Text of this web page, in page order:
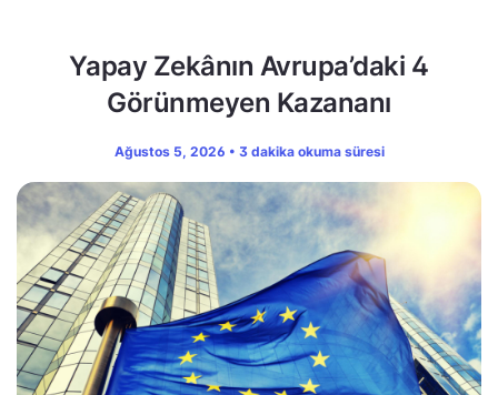
Yapay Zekânın Avrupa’daki 4
Görünmeyen Kazananı
Ağustos 5, 2026 • 3 dakika okuma süresi